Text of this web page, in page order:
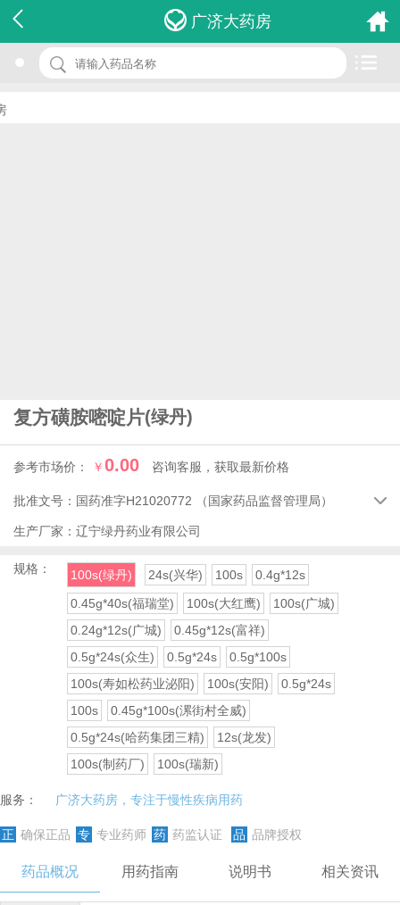
广济大药房
复方磺胺嘧啶片(绿丹)
参考市场价： ￥0.00 咨询客服，获取最新价格
名 称：复方磺胺嘧啶片
品 牌：(绿丹)
批准文号： 国药准字H21020772 （国家药品监督管理局） 
生产厂家： 辽宁绿丹药业有限公司
规格： 100s(绿丹) 24s(兴华) 100s
0.4g*12s
0.45g*40s(福瑞堂)
100s(大红鹰)
100s(广城)
0.24g*12s(广城)
0.45g*12s(富祥)
0.5g*24s(众生)
0.5g*24s
0.5g*100s
100s(寿如松药业泌阳)
100s(安阳)
0.5g*24s
100s
0.45g*100s(漯街村全威)
0.5g*24s(哈药集团三精)
12s(龙发)
100s(制药厂)
100s(瑞新)
服务： 广济大药房，专注于慢性疾病用药
正 确保正品 专 专业药师 药 药监认证 品 品牌授权
药品概况 用药指南 说明书 相关资讯